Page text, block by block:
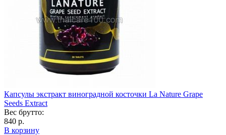
Капсулы экстракт виноградной косточки La Nature Grape
Seeds Extract
Вес брутто:
840 р.
В корзину